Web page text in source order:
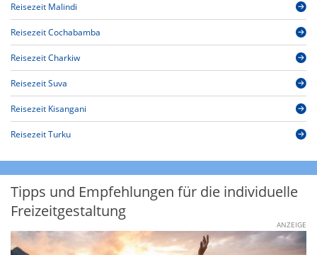
Reisezeit Malindi
Reisezeit Cochabamba
Reisezeit Charkiw
Reisezeit Suva
Reisezeit Kisangani
Reisezeit Turku
Tipps und Empfehlungen für die individuelle
Freizeitgestaltung
ANZEIGE